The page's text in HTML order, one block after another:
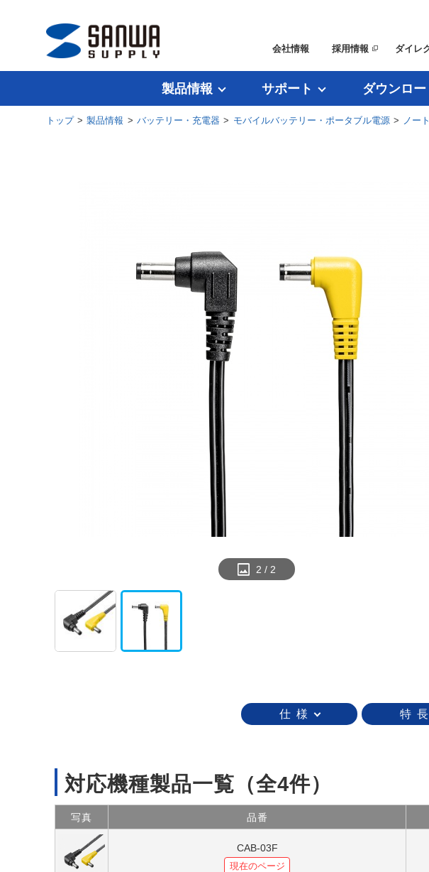
会社情報 採用情報 ダイレ
製品情報 サポート ダウンロー
トップ>製品情報 > バッテリー・充電器 > モバイルバッテリー・ポータブル電源> ノー
2 / 2
仕 様 特 長
対応機種製品一覧 （全4件）
写真 品番
CAB-03F
現在のページ